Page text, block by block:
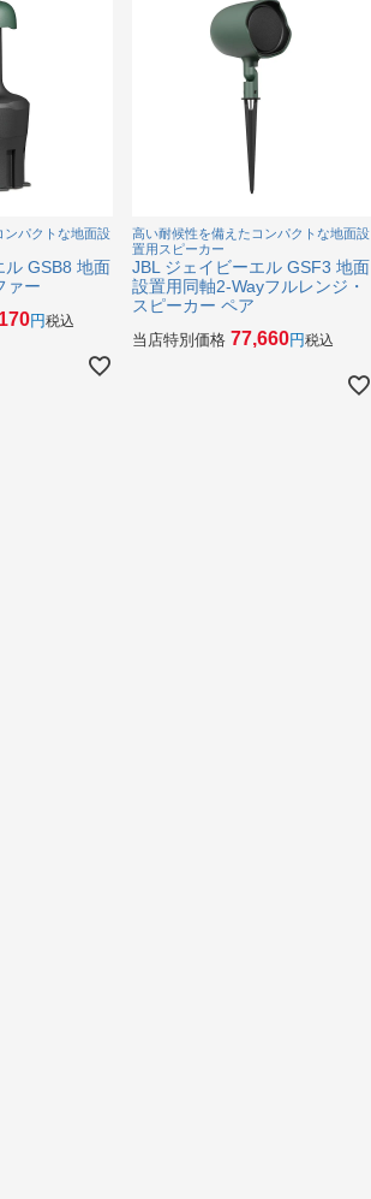
ンパクトな地面設
ル GSB8 地面
ァー
税込
高い耐候性を備えたコンパクトな地面設
置用スピーカー
JBL ジェイビーエル GSF3 地面
設置用同軸2-Wayフルレンジ・
スピーカー ペア
当店特別価格 77,660 税込